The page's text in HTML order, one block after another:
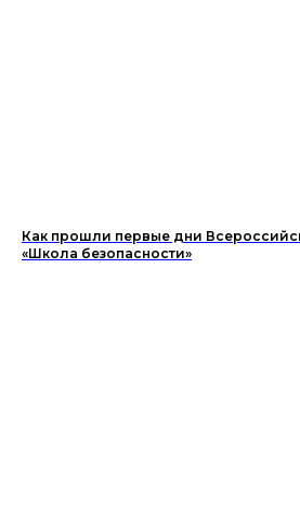
Как прошли первые дни
«Школа безопасности»